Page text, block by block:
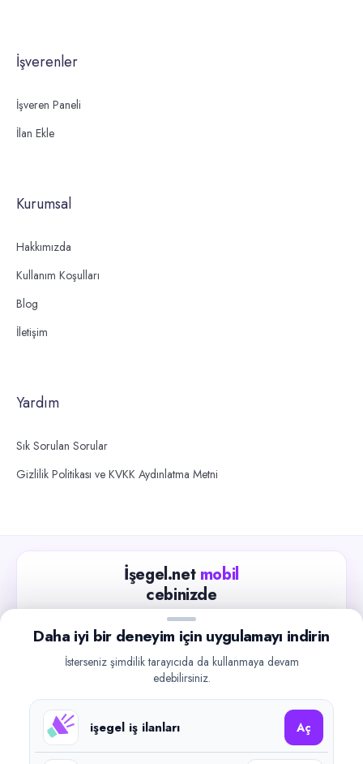
İşverenler
İşveren Paneli
İlan Ekle
Kurumsal
Hakkımızda
Kullanım Koşulları
Blog
İletişim
Yardım
Sık Sorulan Sorular
Gizlilik Politikası ve KVKK Aydınlatma Metni
İşegel.net mobil
cebinizde
Güncel iş ilanlarını takip edin, işverenlerle hızlıca
iletişime geçin.
Google Play
Daha iyi bir deneyim için uygulamayı indirin
İsterseniz şimdilik tarayıcıda da kullanmaya devam
edebilirsiniz.
işegel iş ilanları Aç